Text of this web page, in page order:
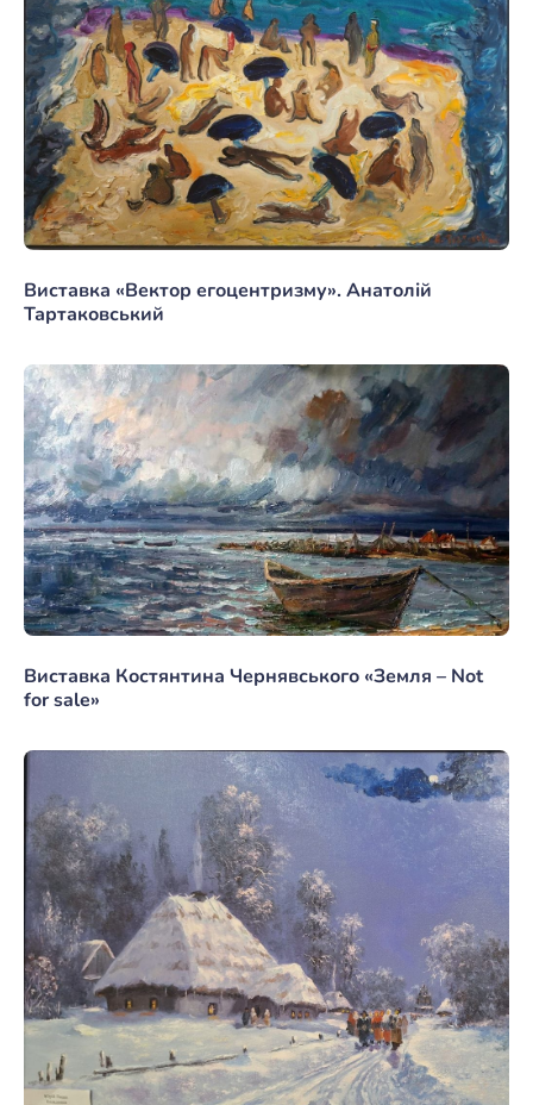
Виставка «Вектор егоцентризму». Анатолій
Тартаковський
Виставка Костянтина Чернявського «Земля – Not
for sale»